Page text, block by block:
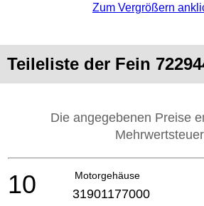
Zum Vergrößern
Teileliste der Fein
Die angegebenen Preise
Mehrwertsteuer
Motorgehäuse
10 31901177000